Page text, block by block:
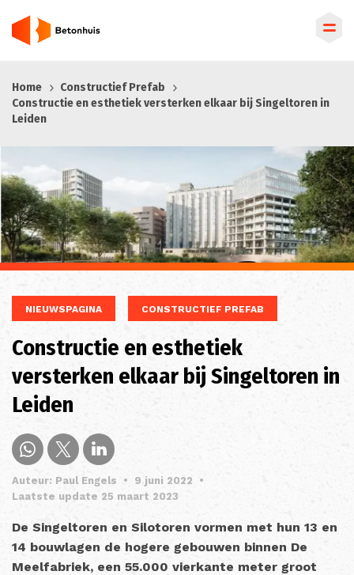
en
naar
gaan
Home
Constructief Prefab
Constructie en esthetiek versterken elkaar bij Singeltoren in
Leiden
NIEUWSPAGINA CONSTRUCTIEF PREFAB
Constructie en esthetiek
versterken elkaar bij Singeltoren in
Leiden
Auteur: Paul Engels • 9 juni 2022
•
Laatste update 25 maart 2023
De Singeltoren en Silotoren vormen met hun 13 en
14 bouwlagen de hogere gebouwen binnen De
Meelfabriek, een 55.000 vierkante meter groot